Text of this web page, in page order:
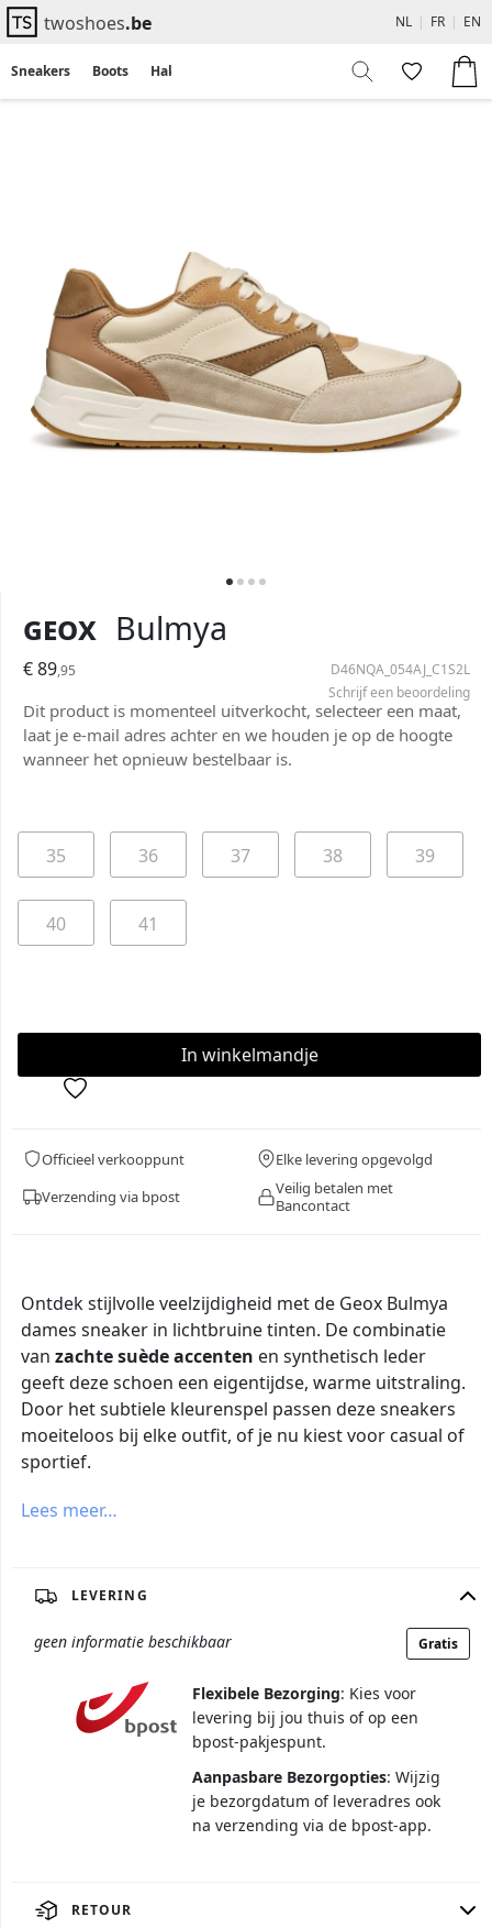
twoshoes.be NL | FR | EN
Sneakers Boots Hakken
Geox Bulmya
€ 89,95
D46NQA_054AJ_C1S2L
Schrijf een beoordeling
Dit product is momenteel uitverkocht, selecteer een maat,
laat je e-mail adres achter en we houden je op de hoogte
wanneer het opnieuw bestelbaar is.
35 36 37 38 39
40 41
Officieel verkooppunt
Elke levering opgevolgd
Verzending via bpost
Veilig betalen met
Bancontact
Ontdek stijlvolle veelzijdigheid met de Geox Bulmya
dames sneaker in lichtbruine tinten. De combinatie
van zachte suède accenten en synthetisch leder
geeft deze schoen een eigentijdse, warme uitstraling.
Door het subtiele kleurenspel passen deze sneakers
moeiteloos bij elke outfit, of je nu kiest voor casual of
sportief.
Lees meer…
LEVERING
geen informatie beschikbaar Gratis
Flexibele Bezorging: Kies voor
levering bij jou thuis of op een
bpost-pakjespunt.
Aanpasbare Bezorgopties: Wijzig
je bezorgdatum of leveradres ook
na verzending via de bpost-app.
RETOUR